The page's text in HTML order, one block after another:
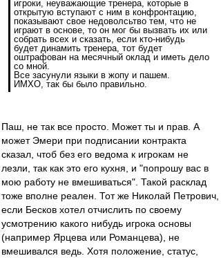
игроки, неуважающие тренера, которые в
открытую вступают с ним в конфронтацию,
показывают свое недоволсьтво тем, что не
играют в основе, то он мог бы вызвать их или
собрать всех и сказать, если кто-нибудь
будет динамить тренера, тот будет
оштрафован на месячный оклад и иметь дело
со мной.
Все засунули языки в жопу и пашем.
ИМХО, так бы было правильно.
Паш, не так все просто. Может ты и прав. А
может Эмери при подписании контракта
сказал, чтоб без его ведома к игрокам не
лезли, так как это его кухня, и "попрошу вас в
мою работу не вмешиваться". Такой расклад
тоже вполне реален. Тот же Николай Петрович,
если Бесков хотел отчислить по своему
усмотрению какого нибудь игрока основы
(например Ярцева или Романцева), не
вмешивался ведь. Хотя положение, статус,